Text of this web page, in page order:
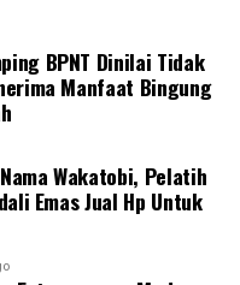
air payau paling luas
air payau paling luas 5
KUSUKA
kelautan dan
berbadan hukum
urusan
serta terdaftar
bukan di laut
BPNT Dinilai Tidak
Manfaat Bingung
Wakatobi, Pelatih
Emas Jual Hp Untuk